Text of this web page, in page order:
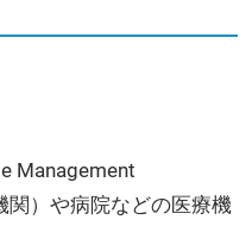
Management
関）や病院などの医療機